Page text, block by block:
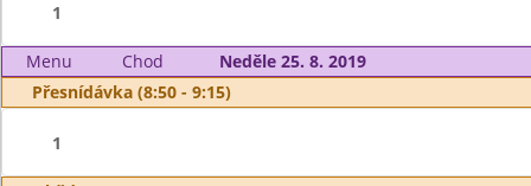
1
Menu Chod
Neděle 25. 8. 2019
Přesnídávka (8:50 - 9:15)
1